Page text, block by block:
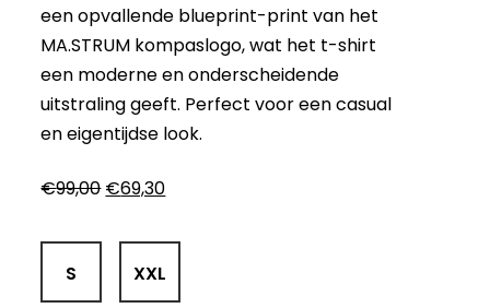
een opvallende blueprint-print van het
MA.STRUM kompaslogo, wat het t-shirt
een moderne en onderscheidende
uitstraling geeft. Perfect voor een casual
en eigentijdse look.
€99,00 Oorspronkelijke
was:
€99,00.
€69,30Huidige
is:
S XXL